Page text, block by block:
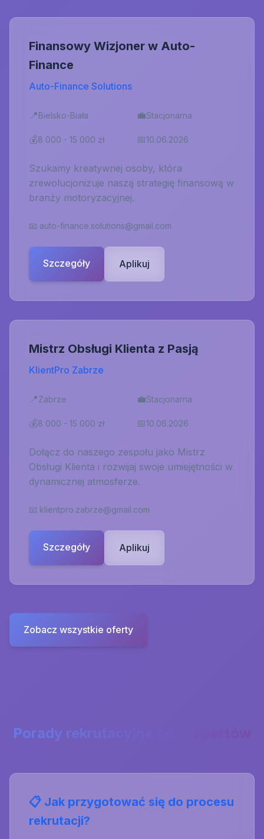
Finansowy Wizjoner w Auto-
Finance
Auto-Finance Solutions
📍Bielsko-Biała 💼Stacjonarna
💰8 000 - 15 000 zł 📅10.06.2026
Szukamy kreatywnej osoby, która
zrewolucjonizuje naszą strategię finansową w
branży motoryzacyjnej.
📧 auto-finance.solutions@gmail.com
Szczegóły Aplikuj
Mistrz Obsługi Klienta z Pasją
KlientPro Zabrze
📍Zabrze 💼Stacjonarna
💰8 000 - 15 000 zł 📅10.06.2026
Dołącz do naszego zespołu jako Mistrz
Obsługi Klienta i rozwijaj swoje umiejętności w
dynamicznej atmosferze.
📧 klientpro.zabrze@gmail.com
Szczegóły Aplikuj
Zobacz wszystkie oferty
Porady rekrutacyjne od ekspertów
📋 Jak przygotować się do procesu
rekrutacji?